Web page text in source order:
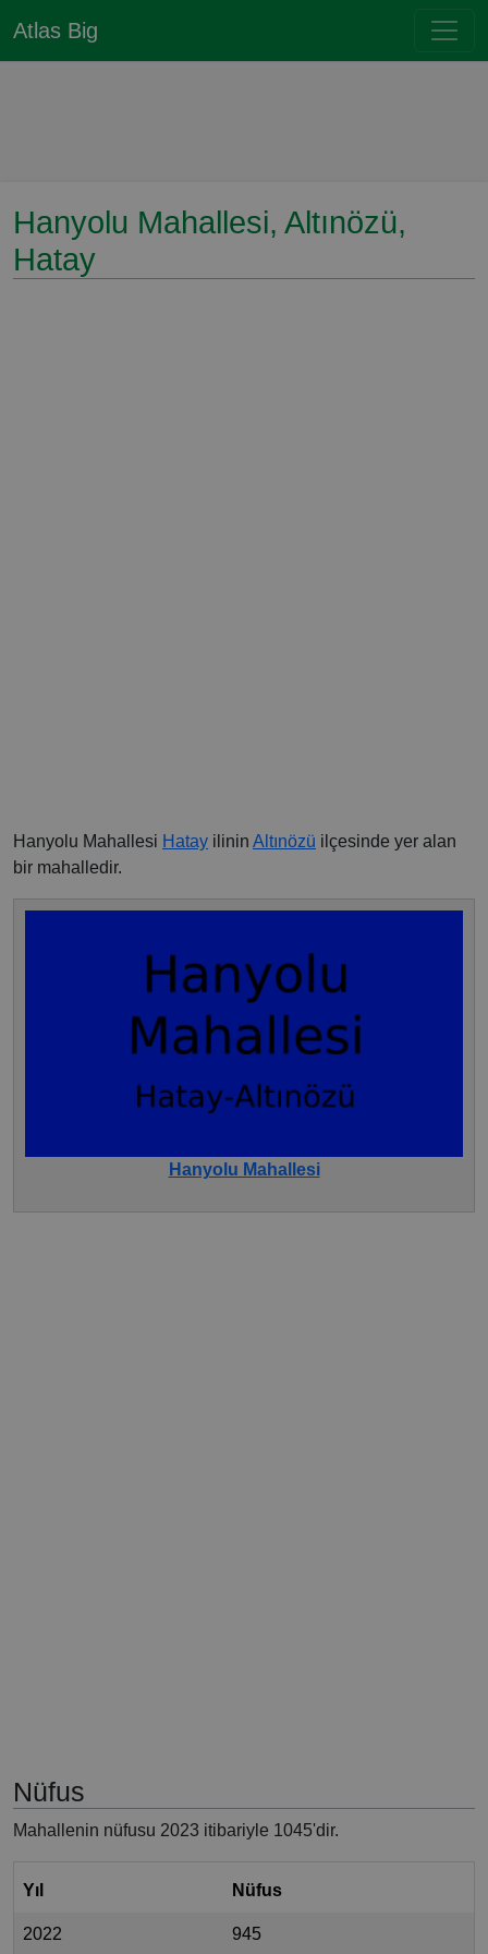
Atlas Big
Hanyolu Mahallesi, Altınözü,
Hatay
Hanyolu Mahallesi Hatay ilinin Altınözü ilçesinde yer alan
bir mahalledir.
Hanyolu Mahallesi
Nüfus
Mahallenin nüfusu 2023 itibariyle 1045'dir.
Yıl Nüfus
2022 945